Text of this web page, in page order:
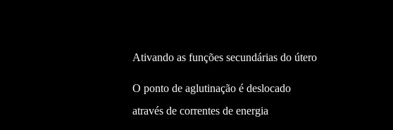
Ativando as funções secundárias do útero
O ponto de aglutinação é deslocado
através de correntes de energia